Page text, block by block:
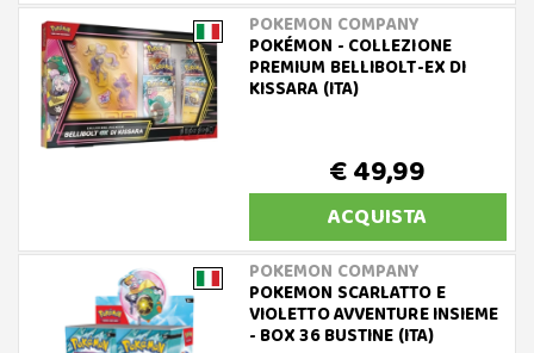
POKEMON COMPANY
POKÉMON - COLLEZIONE
PREMIUM BELLIBOLT-EX DI
KISSARA (ITA)
€ 49,99
ACQUISTA
POKEMON COMPANY
POKEMON SCARLATTO E
VIOLETTO AVVENTURE INSIEME
- BOX 36 BUSTINE (ITA)